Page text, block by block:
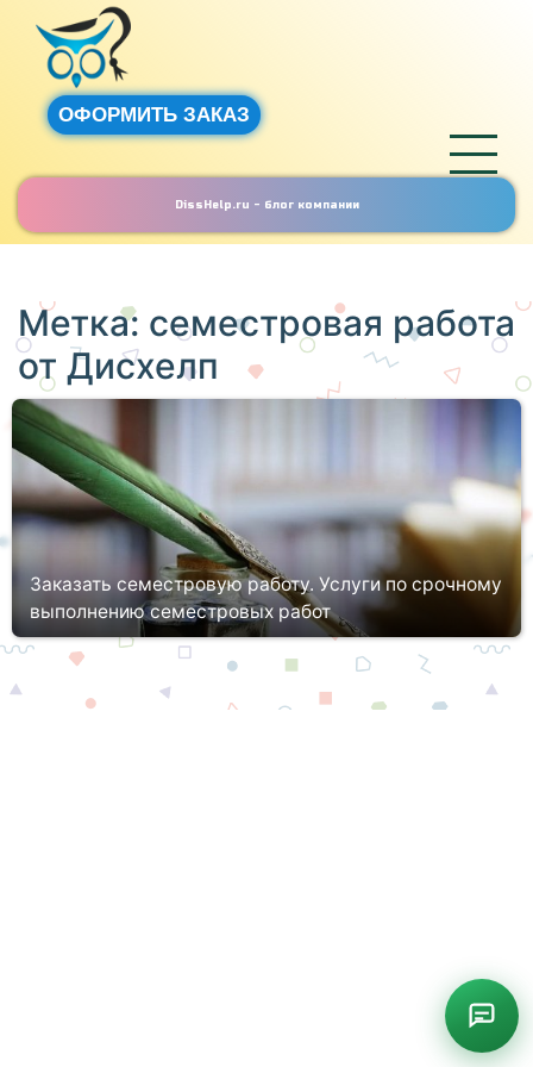
ОФОРМИТЬ ЗАКАЗ
DissHelp.ru - блог компании
Метка: семестровая работа
от Дисхелп
Заказать семестровую работу. Услуги по срочному
выполнению семестровых работ
Обучение в колледже или вузе основывается на аудиторной,
Одним из видов письменной деятельности студента является